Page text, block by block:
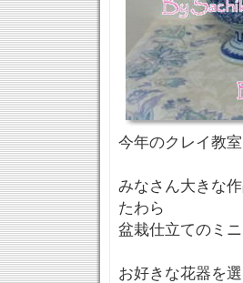
今年のクレイ教
みなさん大きな
たわら
盆栽仕立てのミ
お好きな花器を